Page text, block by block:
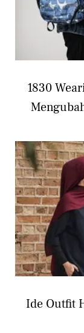
1830
Ide Outfit